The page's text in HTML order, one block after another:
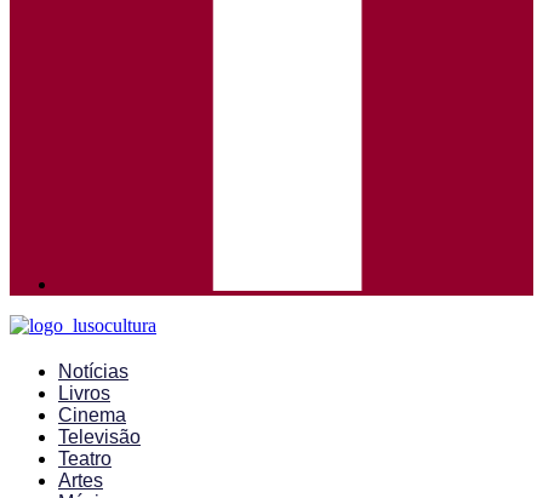
Notícias
Livros
Cinema
Televisão
Teatro
Artes